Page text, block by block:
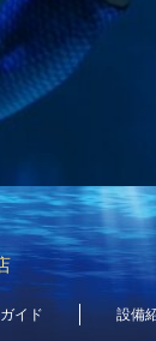
イド 設備